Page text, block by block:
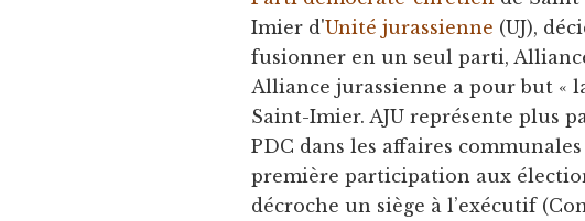
Imier d'Unité jurassienne (UJ),
fusionner en un seul parti,
Alliance jurassienne a pour but «
Saint-Imier. AJU représente plus
PDC dans les affaires
première participation aux
décroche un siège à l’exécutif